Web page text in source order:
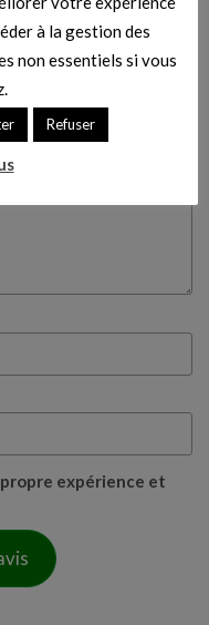
expérience et
à la gestion des
non essentiels si vous
Refuser